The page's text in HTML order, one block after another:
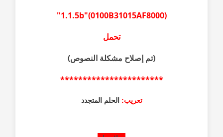
تحمل
(تم إصلاح مشكلة النصوص)
***********************
تعريب:الحلم المتجدد